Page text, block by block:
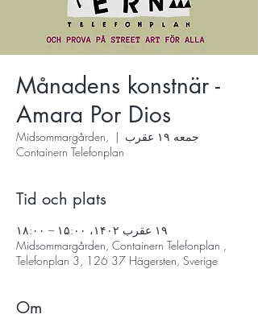
Månadens konstnär -
Amara Por Dios
جمعه ۱۹ عقرب
  |
Midsommargården,
Containern Telefonplan
Tid och plats
۱۹ عقرب ۱۴۰۲، ۱۵:۰۰ – ۱۸:۰۰
Midsommargården, Containern Telefonplan ,
Telefonplan 3, 126 37 Hägersten, Sverige
Om